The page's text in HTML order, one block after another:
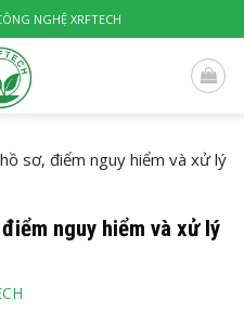
NGHỆ XRFTECH
sơ, điểm nguy hiểm và xử lý
nguy hiểm và xử lý